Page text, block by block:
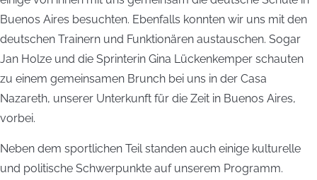
Buenos Aires besuchten. Ebenfalls konnten wir uns mit den
deutschen Trainern und Funktionären austauschen. Sogar
Jan Holze und die Sprinterin Gina Lückenkemper schauten
zu einem gemeinsamen Brunch bei uns in der Casa
Nazareth, unserer Unterkunft für die Zeit in Buenos Aires,
vorbei.
Neben dem sportlichen Teil standen auch einige kulturelle
und politische Schwerpunkte auf unserem Programm.